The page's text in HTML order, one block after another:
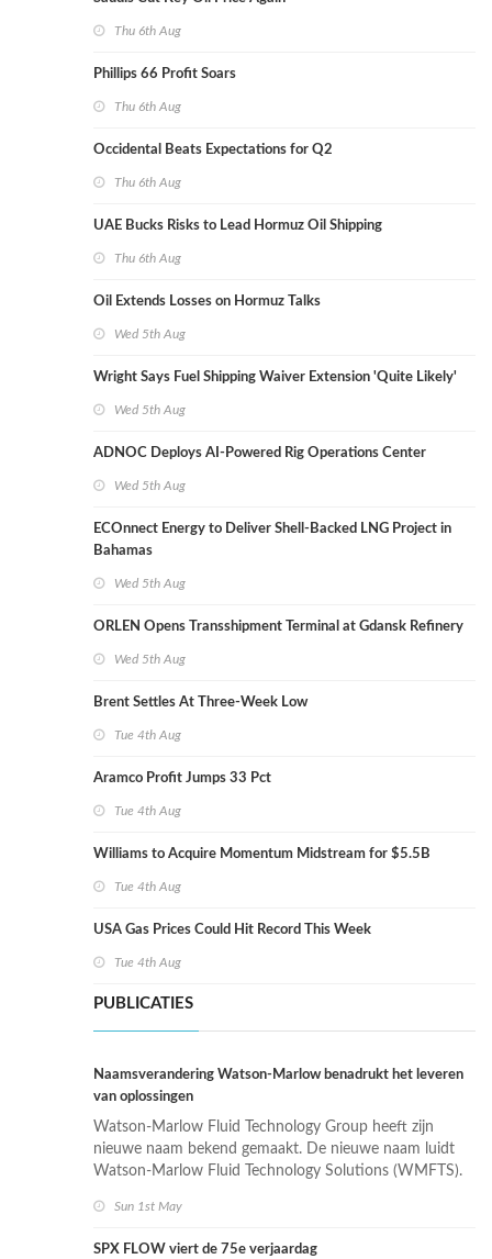
Thu 6th Aug
Phillips 66 Profit Soars
Thu 6th Aug
Occidental Beats Expectations for Q2
Thu 6th Aug
UAE Bucks Risks to Lead Hormuz Oil Shipping
Thu 6th Aug
Oil Extends Losses on Hormuz Talks
Wed 5th Aug
Wright Says Fuel Shipping Waiver Extension 'Quite Likely'
Wed 5th Aug
ADNOC Deploys AI-Powered Rig Operations Center
Wed 5th Aug
ECOnnect Energy to Deliver Shell-Backed LNG Project in
Bahamas
Wed 5th Aug
ORLEN Opens Transshipment Terminal at Gdansk Refinery
Wed 5th Aug
Brent Settles At Three-Week Low
Tue 4th Aug
Aramco Profit Jumps 33 Pct
Tue 4th Aug
Williams to Acquire Momentum Midstream for $5.5B
Tue 4th Aug
USA Gas Prices Could Hit Record This Week
Tue 4th Aug
PUBLICATIES
Naamsverandering Watson-Marlow benadrukt het leveren
van oplossingen
Watson-Marlow Fluid Technology Group heeft zijn
nieuwe naam bekend gemaakt. De nieuwe naam luidt
Watson-Marlow Fluid Technology Solutions (WMFTS).
Sun 1st May
SPX FLOW viert de 75e verjaardag